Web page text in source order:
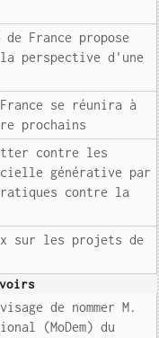
France propose
perspective d'une
France se réunira à
prochains
contre les
générative par
contre la
sur les projets de
de nommer M.
(MoDem) du